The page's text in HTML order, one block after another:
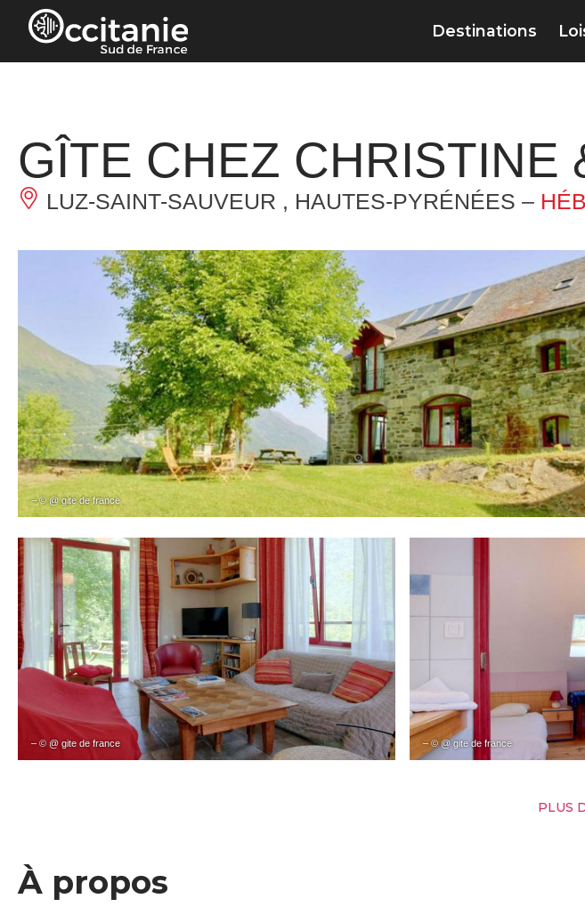
Panneau de gestion des cookies
Destinations
GÎTE CHEZ CHRISTINE
LUZ-SAINT-SAUVEUR , HAUTES-PYRÉNÉES –
– © @ gite de france
– © @ gite de france – © @ gite de france
PLUS
À propos